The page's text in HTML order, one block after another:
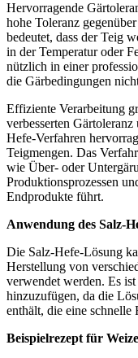
Hervorragende
hohe Toleranz
bedeutet, dass der Teig
in der Temperatur oder
nützlich in einer
die Gärbedingungen
Effiziente Verarbeitung
verbesserten
Hefe-Verfahren
Teigmengen. Das
wie Über- oder
Produktionsprozessen
Endprodukte führt.
Anwendung des Salz-
Die Salz-Hefe-Lösung
Herstellung von
verwendet werden. Es
hinzuzufügen, da die
enthält, die eine schnelle
Beispielrezept für